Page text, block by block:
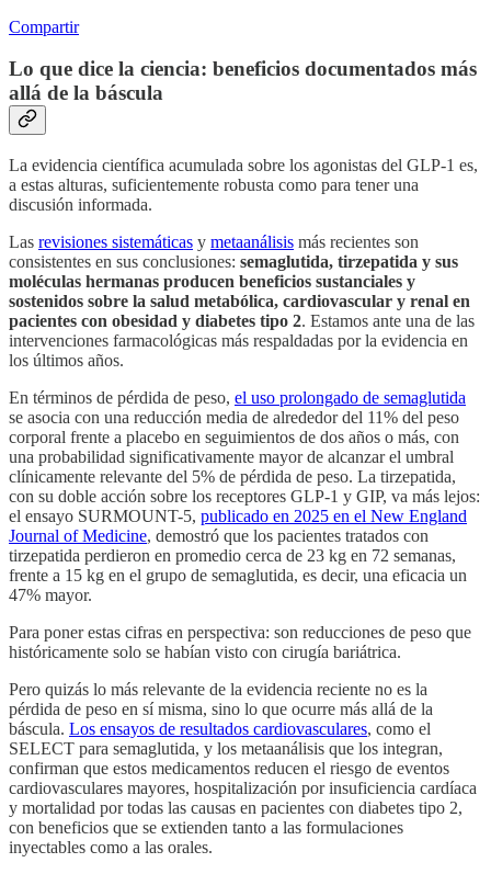
Compartir
Lo que dice la ciencia: beneficios documentados más
allá de la báscula
La evidencia científica acumulada sobre los agonistas del GLP-1 es,
a estas alturas, suficientemente robusta como para tener una
discusión informada.
Las revisiones sistemáticas y metaanálisis más recientes son
consistentes en sus conclusiones: semaglutida, tirzepatida y sus
moléculas hermanas producen beneficios sustanciales y
sostenidos sobre la salud metabólica, cardiovascular y renal en
pacientes con obesidad y diabetes tipo 2. Estamos ante una de las
intervenciones farmacológicas más respaldadas por la evidencia en
los últimos años.
En términos de pérdida de peso, el uso prolongado de semaglutida
se asocia con una reducción media de alrededor del 11% del peso
corporal frente a placebo en seguimientos de dos años o más, con
una probabilidad significativamente mayor de alcanzar el umbral
clínicamente relevante del 5% de pérdida de peso. La tirzepatida,
con su doble acción sobre los receptores GLP-1 y GIP, va más lejos:
el ensayo SURMOUNT-5, publicado en 2025 en el New England
Journal of Medicine, demostró que los pacientes tratados con
tirzepatida perdieron en promedio cerca de 23 kg en 72 semanas,
frente a 15 kg en el grupo de semaglutida, es decir, una eficacia un
47% mayor.
Para poner estas cifras en perspectiva: son reducciones de peso que
históricamente solo se habían visto con cirugía bariátrica.
Pero quizás lo más relevante de la evidencia reciente no es la
pérdida de peso en sí misma, sino lo que ocurre más allá de la
báscula. Los ensayos de resultados cardiovasculares, como el
SELECT para semaglutida, y los metaanálisis que los integran,
confirman que estos medicamentos reducen el riesgo de eventos
cardiovasculares mayores, hospitalización por insuficiencia cardíaca
y mortalidad por todas las causas en pacientes con diabetes tipo 2,
con beneficios que se extienden tanto a las formulaciones
inyectables como a las orales.